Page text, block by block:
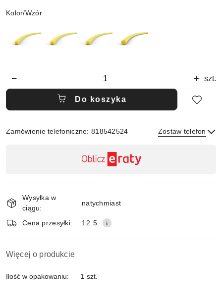
Wariant
Kolor/Wzór
szt.
Do koszyka
Zamówienie telefoniczne: 818542524 Zostaw telefon
dostawa
Wysyłka w
ciągu:
natychmiast
Cena przesyłki: 12.5
Więcej o produkcie
Ilość w opakowaniu: 1 szt.